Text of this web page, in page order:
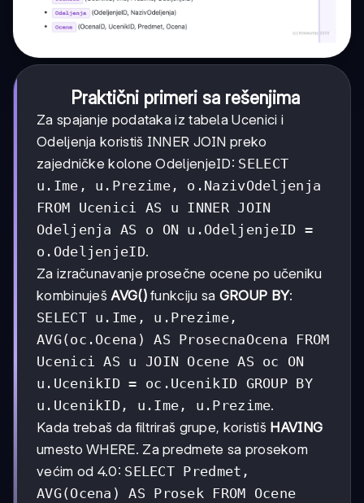
Praktični primeri sa rešenjima
Za spajanje podataka iz tabela Ucenici i
Odeljenja koristiš INNER JOIN preko
zajedničke kolone OdeljenjeID: SELECT
u.Ime, u.Prezime, o.NazivOdeljenja
FROM Ucenici AS u INNER JOIN
Odeljenja AS o ON u.OdeljenjeID =
o.OdeljenjeID.
Za izračunavanje prosečne ocene po učeniku
kombinuješAVG()funkciju sa GROUP BY:
SELECT u.Ime, u.Prezime,
AVG(oc.Ocena) AS ProsecnaOcena FROM
Ucenici AS u JOIN Ocene AS oc ON
u.UcenikID = oc.UcenikID GROUP BY
u.UcenikID, u.Ime, u.Prezime.
Kada trebaš da filtriraš grupe, koristiš HAVING
umesto WHERE. Za predmete sa prosekom
većim od 4.0: SELECT Predmet,
AVG(Ocena) AS Prosek FROM Ocene